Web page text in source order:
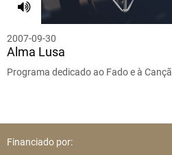
2007-09-30
Alma Lusa
Programa dedicado ao Fado e à
Financiado por: